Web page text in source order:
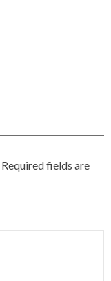
Required fields are